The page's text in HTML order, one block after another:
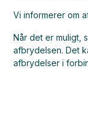
Vi informerer om
Når det er muligt,
afbrydelsen. Det
afbrydelser i